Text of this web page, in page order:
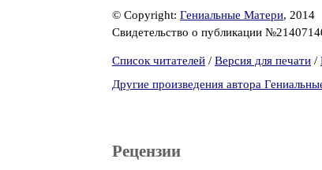
© Copyright: Гениальные Матери, 2014
Свидетельство о публикации
Список читателей / Версия для печати /
Другие произведения автора
Рецензии